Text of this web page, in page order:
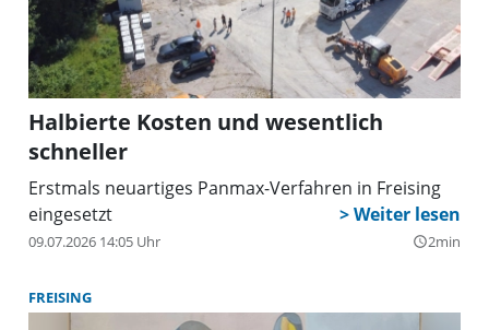
Halbierte Kosten und wesentlich
schneller
Erstmals neuartiges Panmax-Verfahren in Freising
eingesetzt
09.07.2026 14:05 Uhr query_builder2min
FREISING